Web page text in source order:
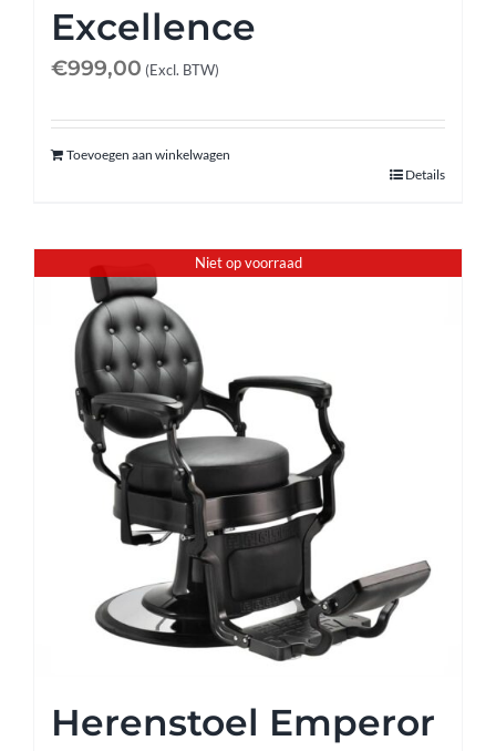
Excellence
€999,00 (Excl. BTW)
Toevoegen aan winkelwagen
Details
Niet op voorraad
Herenstoel Emperor